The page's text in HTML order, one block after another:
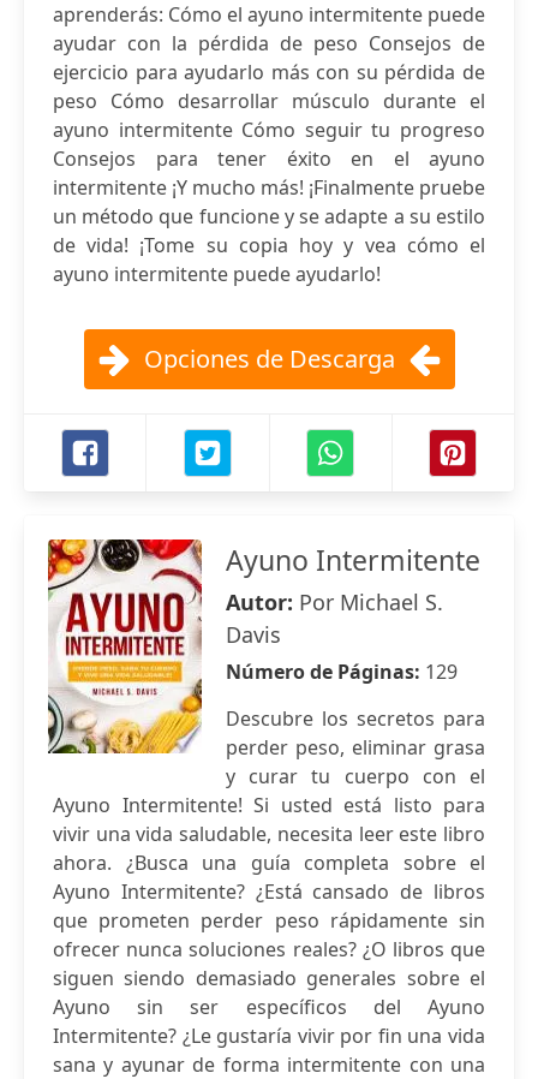
aprenderás: Cómo el ayuno intermitente puede
ayudar con la pérdida de peso Consejos de
ejercicio para ayudarlo más con su pérdida de
peso Cómo desarrollar músculo durante el
ayuno intermitente Cómo seguir tu progreso
Consejos para tener éxito en el ayuno
intermitente ¡Y mucho más! ¡Finalmente pruebe
un método que funcione y se adapte a su estilo
de vida! ¡Tome su copia hoy y vea cómo el
ayuno intermitente puede ayudarlo!
Opciones de Descarga
Ayuno Intermitente
Autor: Por Michael S.
Davis
Número de Páginas: 129
Descubre los secretos para
perder peso, eliminar grasa
y curar tu cuerpo con el
Ayuno Intermitente! Si usted está listo para
vivir una vida saludable, necesita leer este libro
ahora. ¿Busca una guía completa sobre el
Ayuno Intermitente? ¿Está cansado de libros
que prometen perder peso rápidamente sin
ofrecer nunca soluciones reales? ¿O libros que
siguen siendo demasiado generales sobre el
Ayuno sin ser específicos del Ayuno
Intermitente? ¿Le gustaría vivir por fin una vida
sana y ayunar de forma intermitente con una